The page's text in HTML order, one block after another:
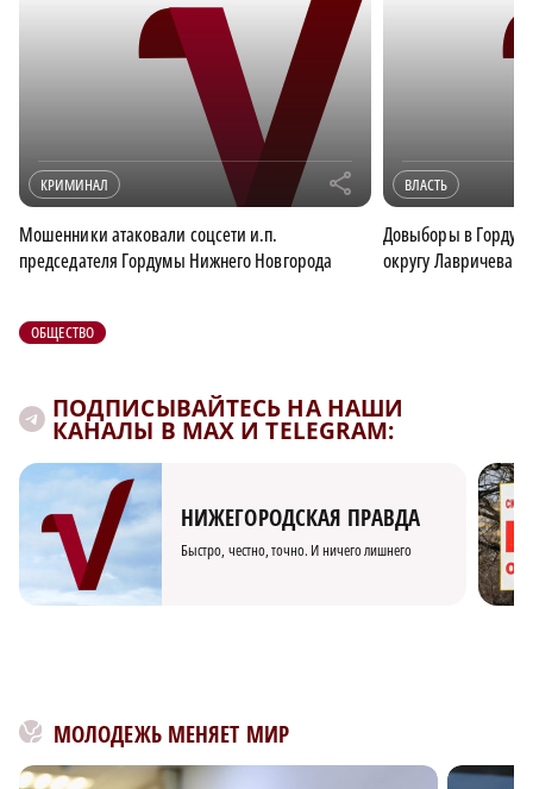
КРИМИНАЛ r
Мошенники атаковали соцсети и.п.
председателя Гордумы Нижнего Новгорода
ВЛАСТЬ
Довыборы в
округу Лавричева
ОБЩЕСТВО
ПОДПИСЫВАЙТЕСЬ НА НАШИ
КАНАЛЫ В MAX И TELEGRAM:
НИЖЕГОРОДСКАЯ ПРАВДА
Быстро, честно, точно. И ничего лишнего
МОЛОДЕЖЬ МЕНЯЕТ МИР